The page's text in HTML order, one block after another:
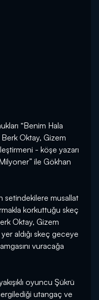
“Benim Hala
Oktay, Gizem
- köşe yazarı
ile Gökhan
setindekilere musallat
korkuttuğu skeç
Oktay, Gizem
aldığı skeç geceye
vuracağa
oyuncu Şükrü
utangaç ve